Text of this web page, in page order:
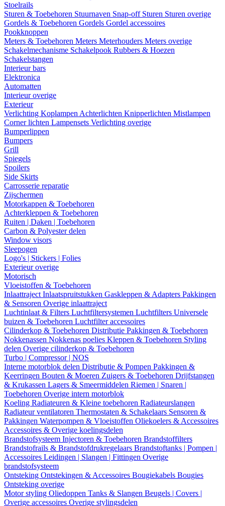
Stoelrails
Sturen & Toebehoren Stuurnaven Snap-off Sturen Sturen overige
Gordels & Toebehoren Gordels Gordel accessoires
Pookknoppen
Meters & Toebehoren Meters Meterhouders Meters overige
Schakelmechanisme Schakelpook Rubbers & Hoezen
Schakelstangen
Interieur bars
Elektronica
Automatten
Interieur overige
Exterieur
Verlichting Koplampen Achterlichten Knipperlichten Mistlampen
Corner lichten Lampensets Verlichting overige
Bumperlippen
Bumpers
Grill
Spiegels
Spoilers
Side Skirts
Carrosserie reparatie
Zijschermen
Motorkappen & Toebehoren
Achterkleppen & Toebehoren
Ruiten | Daken | Toebehoren
Carbon & Polyester delen
Window visors
Sleepogen
Logo's | Stickers | Folies
Exterieur overige
Motorisch
Vloeistoffen & Toebehoren
Inlaattraject Inlaatspruitstukken Gaskleppen & Adapters Pakkingen
& Sensoren Overige inlaattraject
Luchtinlaat & Filters Luchtfiltersystemen Luchtfilters Universele
buizen & Toebehoren Luchtfilter accessoires
Cilinderkop & Toebehoren Distributie Pakkingen & Toebehoren
Nokkenassen Nokkenas poelies Kleppen & Toebehoren Styling
delen Overige cilinderkop & Toebehoren
Turbo | Compressor | NOS
Interne motorblok delen Distributie & Pompen Pakkingen &
Keerringen Bouten & Moeren Zuigers & Toebehoren Drijfstangen
& Krukassen Lagers & Smeermiddelen Riemen | Snaren |
Toebehoren Overige intern motorblok
Koeling Radiateuren & Kleine toebehoren Radiateurslangen
Radiateur ventilatoren Thermostaten & Schakelaars Sensoren &
Pakkingen Waterpompen & Vloeistoffen Oliekoelers & Accessoires
Accessoires & Overige koelingsdelen
Brandstofsysteem Injectoren & Toebehoren Brandstoffilters
Brandstofrails & Brandstofdrukregelaars Brandstoftanks | Pompen |
Accessoires Leidingen | Slangen | Fittingen Overige
brandstofsysteem
Ontsteking Ontstekingen & Accessoires Bougiekabels Bougies
Ontsteking overige
Motor styling Oliedoppen Tanks & Slangen Beugels | Covers |
Overige accessoires Overige stylingsdelen